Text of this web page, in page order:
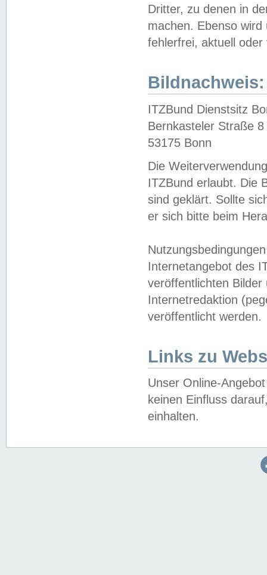
Dritter, zu denen in
machen. Ebenso
fehlerfrei, aktuell oder
Bildnachweis:
ITZBund Dienstsitz
Bernkasteler Straße 8
53175 Bonn
Die
ITZBund erlaubt. Die
sind geklärt. Sollte
er sich bitte beim
Internetangebot des
veröffentlichten
Internetredaktion
veröffentlicht werden.
Links zu
Unser Online-
keinen Einfluss
einhalten.